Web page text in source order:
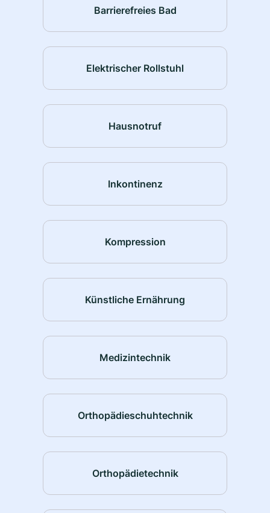
Barrierefreies Bad
Elektrischer Rollstuhl
Hausnotruf
Inkontinenz
Kompression
Künstliche Ernährung
Medizintechnik
Orthopädieschuhtechnik
Orthopädietechnik